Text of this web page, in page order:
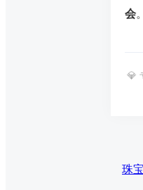
会。
💎
珠